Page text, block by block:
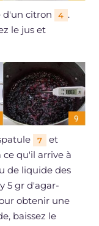
d'un citron 4 .
le jus et
7
et
ce qu'il arrive à
de liquide des
5 gr d'agar-
obtenir une
baissez le